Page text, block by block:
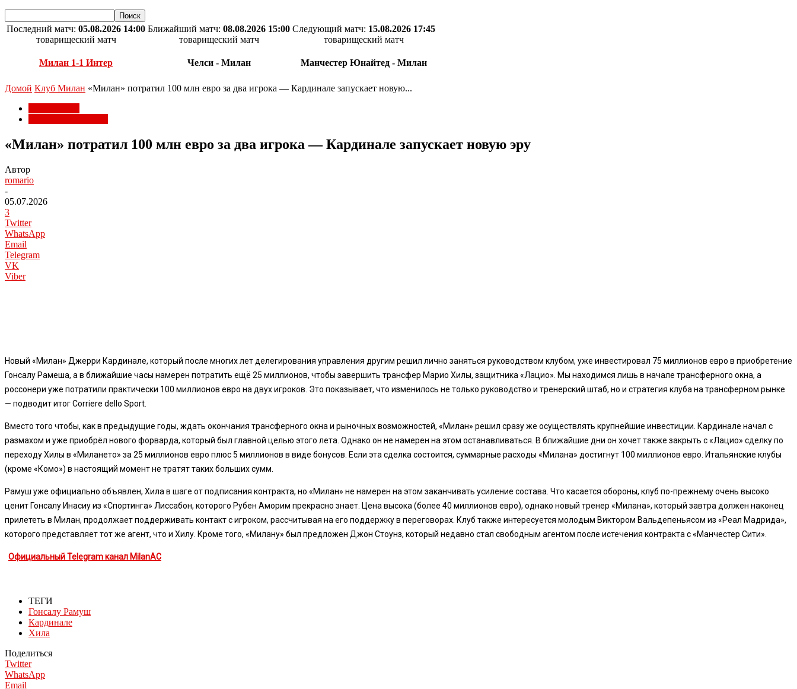
Последний матч: 05.08.2026 14:00
товарищеский матч
Милан 1-1 Интер
Ближайший матч: 08.08.2026 15:00
товарищеский матч
Челси - Милан
Следующий матч: 15.08.2026 17:45
товарищеский матч
Манчестер Юнайтед - Милан
Домой Клуб Милан «Милан» потратил 100 млн евро за два игрока — Кардинале запускает новую...
«Милан» потратил 100 млн евро за два игрока — Кардинале запускает новую эру
Автор
romario
-
05.07.2026
3
Twitter
WhatsApp
Email
Telegram
VK
Viber
Новый «Милан» Джерри Кардинале, который после многих лет делегирования управления другим решил лично заняться руководством клубом, уже инвестировал 75 миллионов евро в приобретение
Гонсалу Рамeша, а в ближайшие часы намерен потратить ещё 25 миллионов, чтобы завершить трансфер Марио Хилы, защитника «Лацио». Мы находимся лишь в начале трансферного окна, а
россонери уже потратили практически 100 миллионов евро на двух игроков. Это показывает, что изменилось не только руководство и тренерский штаб, но и стратегия клуба на трансферном рынке
— подводит итог Corriere dello Sport.
Вместо того чтобы, как в предыдущие годы, ждать окончания трансферного окна и рыночных возможностей, «Милан» решил сразу же осуществлять крупнейшие инвестиции. Кардинале начал с
размахом и уже приобрёл нового форварда, который был главной целью этого лета. Однако он не намерен на этом останавливаться. В ближайшие дни он хочет также закрыть с «Лацио» сделку по
переходу Хилы в «Милането» за 25 миллионов евро плюс 5 миллионов в виде бонусов. Если эта сделка состоится, суммарные расходы «Милана» достигнут 100 миллионов евро. Итальянские клубы
(кроме «Комо») в настоящий момент не тратят таких больших сумм.
Рамуш уже официально объявлен, Хила в шаге от подписания контракта, но «Милан» не намерен на этом заканчивать усиление состава. Что касается обороны, клуб по-прежнему очень высоко
ценит Гонсалу Инасиу из «Спортинга» Лиссабон, которого Рубен Аморим прекрасно знает. Цена высока (более 40 миллионов евро), однако новый тренер «Милана», который завтра должен наконец
прилететь в Милан, продолжает поддерживать контакт с игроком, рассчитывая на его поддержку в переговорах. Клуб также интересуется молодым Виктором Вальдепеньясом из «Реал Мадрида»,
которого представляет тот же агент, что и Хилу. Кроме того, «Милану» был предложен Джон Стоунз, который недавно стал свободным агентом после истечения контракта с «Манчестер Сити».
Официальный Telegram канал MilanAC
ТЕГИ
Гонсалу Рамуш
Кардинале
Хила
Поделиться
Twitter
WhatsApp
Email